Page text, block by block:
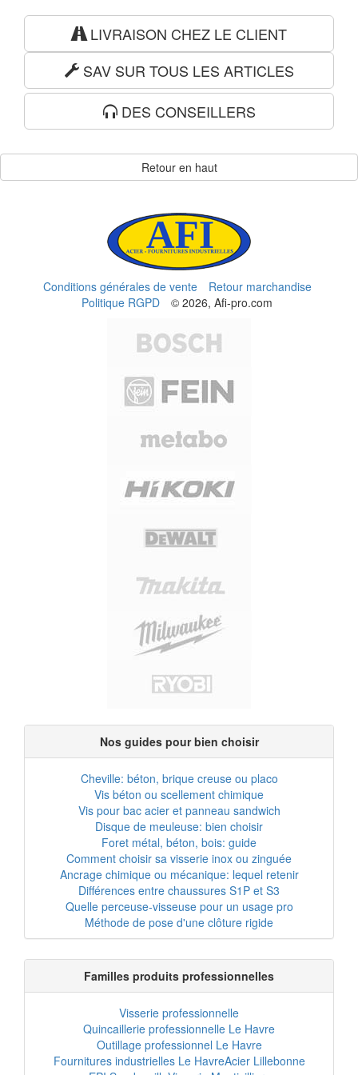
LIVRAISON CHEZ LE CLIENT
SAV SUR TOUS LES ARTICLES
DES CONSEILLERS
Retour en haut
Conditions générales de vente
Retour marchandise
Politique RGPD
© 2026, Afi-pro.com
Nos guides pour bien choisir
Cheville: béton, brique creuse ou placo
Vis béton ou scellement chimique
Vis pour bac acier et panneau sandwich
Disque de meuleuse: bien choisir
Foret métal, béton, bois: guide
Comment choisir sa visserie inox ou zinguée
Ancrage chimique ou mécanique: lequel retenir
Différences entre chaussures S1P et S3
Quelle perceuse-visseuse pour un usage pro
Méthode de pose d'une clôture rigide
Familles produits professionnelles
Visserie professionnelle
Quincaillerie professionnelle Le Havre
Outillage professionnel Le Havre
Fournitures industrielles Le HavreAcier Lillebonne